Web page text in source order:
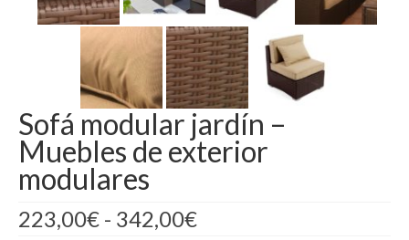
Sofá modular jardín –
Muebles de exterior
modulares
223,00€ - 342,00€Rango